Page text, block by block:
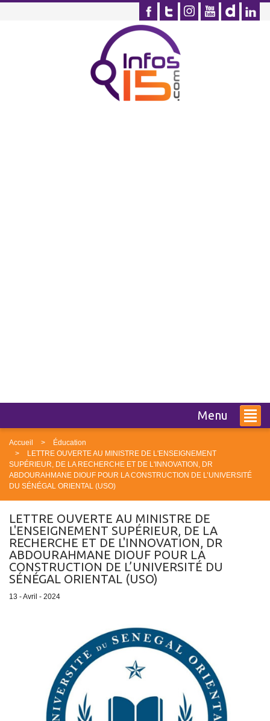
Menu
Accueil
Éducation
LETTRE OUVERTE AU MINISTRE DE L'ENSEIGNEMENT
SUPÉRIEUR, DE LA RECHERCHE ET DE L'INNOVATION, DR
ABDOURAHMANE DIOUF POUR LA CONSTRUCTION DE L’UNIVERSITÉ
DU SÉNÉGAL ORIENTAL (USO)
LETTRE OUVERTE AU MINISTRE DE
L'ENSEIGNEMENT SUPÉRIEUR, DE LA
RECHERCHE ET DE L'INNOVATION, DR
ABDOURAHMANE DIOUF POUR LA
CONSTRUCTION DE L’UNIVERSITÉ DU
SÉNÉGAL ORIENTAL (USO)
13 - Avril - 2024